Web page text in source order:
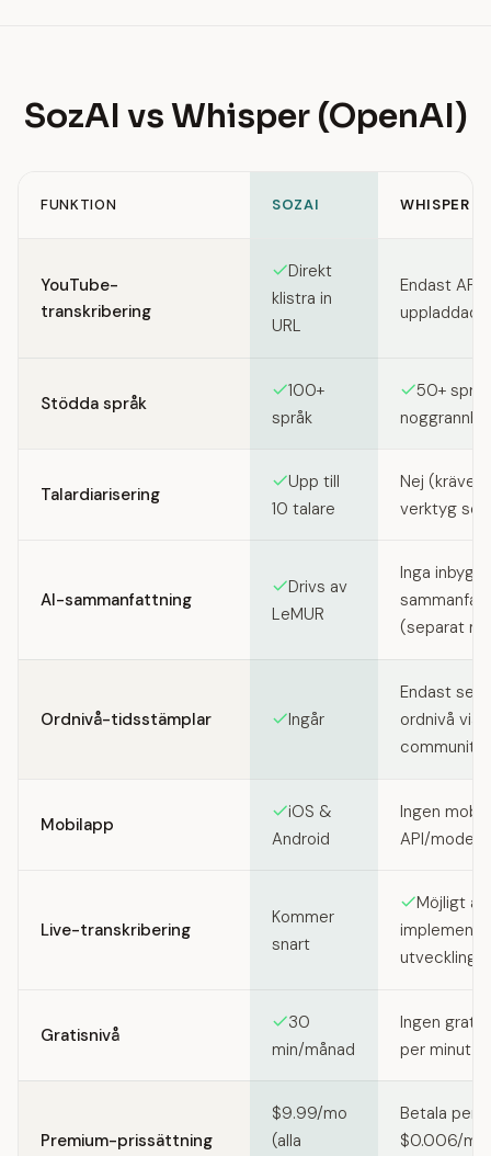
SozAI vs Whisper (OpenAI)
FUNKTION SOZAI WHISPER
YouTube-
transkribering
Direkt
klistra in
URL
Endast API;
uppladdad
Stödda språk
100+
språk
50+
Talardiarisering
Upp till
10 talare
Nej (kräver
verktyg
AI-sammanfattning
Drivs av
LeMUR
Inga
(separat
Ordnivå-tidsstämplar Ingår
Endast
ordnivå via
Mobilapp
iOS &
Android
Ingen
API/modell)
Live-transkribering
Kommer
snart
Möjligt att
Gratisnivå
30
min/månad
Ingen
per minut
Premium-prissättning
$9.99/mo
(alla
Betala per
$0.006/